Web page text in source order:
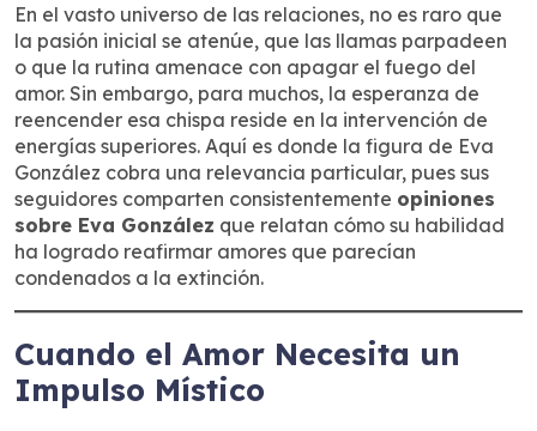
En el vasto universo de las relaciones, no es raro que
la pasión inicial se atenúe, que las llamas parpadeen
o que la rutina amenace con apagar el fuego del
amor. Sin embargo, para muchos, la esperanza de
reencender esa chispa reside en la intervención de
energías superiores. Aquí es donde la figura de Eva
González cobra una relevancia particular, pues sus
seguidores comparten consistentemente opiniones
sobre Eva González que relatan cómo su habilidad
ha logrado reafirmar amores que parecían
condenados a la extinción.
Cuando el Amor Necesita un
Impulso Místico